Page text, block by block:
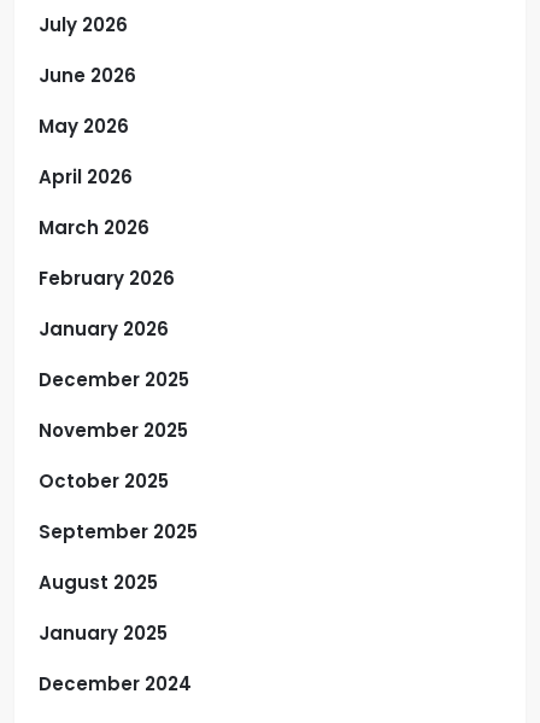
July 2026
June 2026
May 2026
April 2026
March 2026
February 2026
January 2026
December 2025
November 2025
October 2025
September 2025
August 2025
January 2025
December 2024